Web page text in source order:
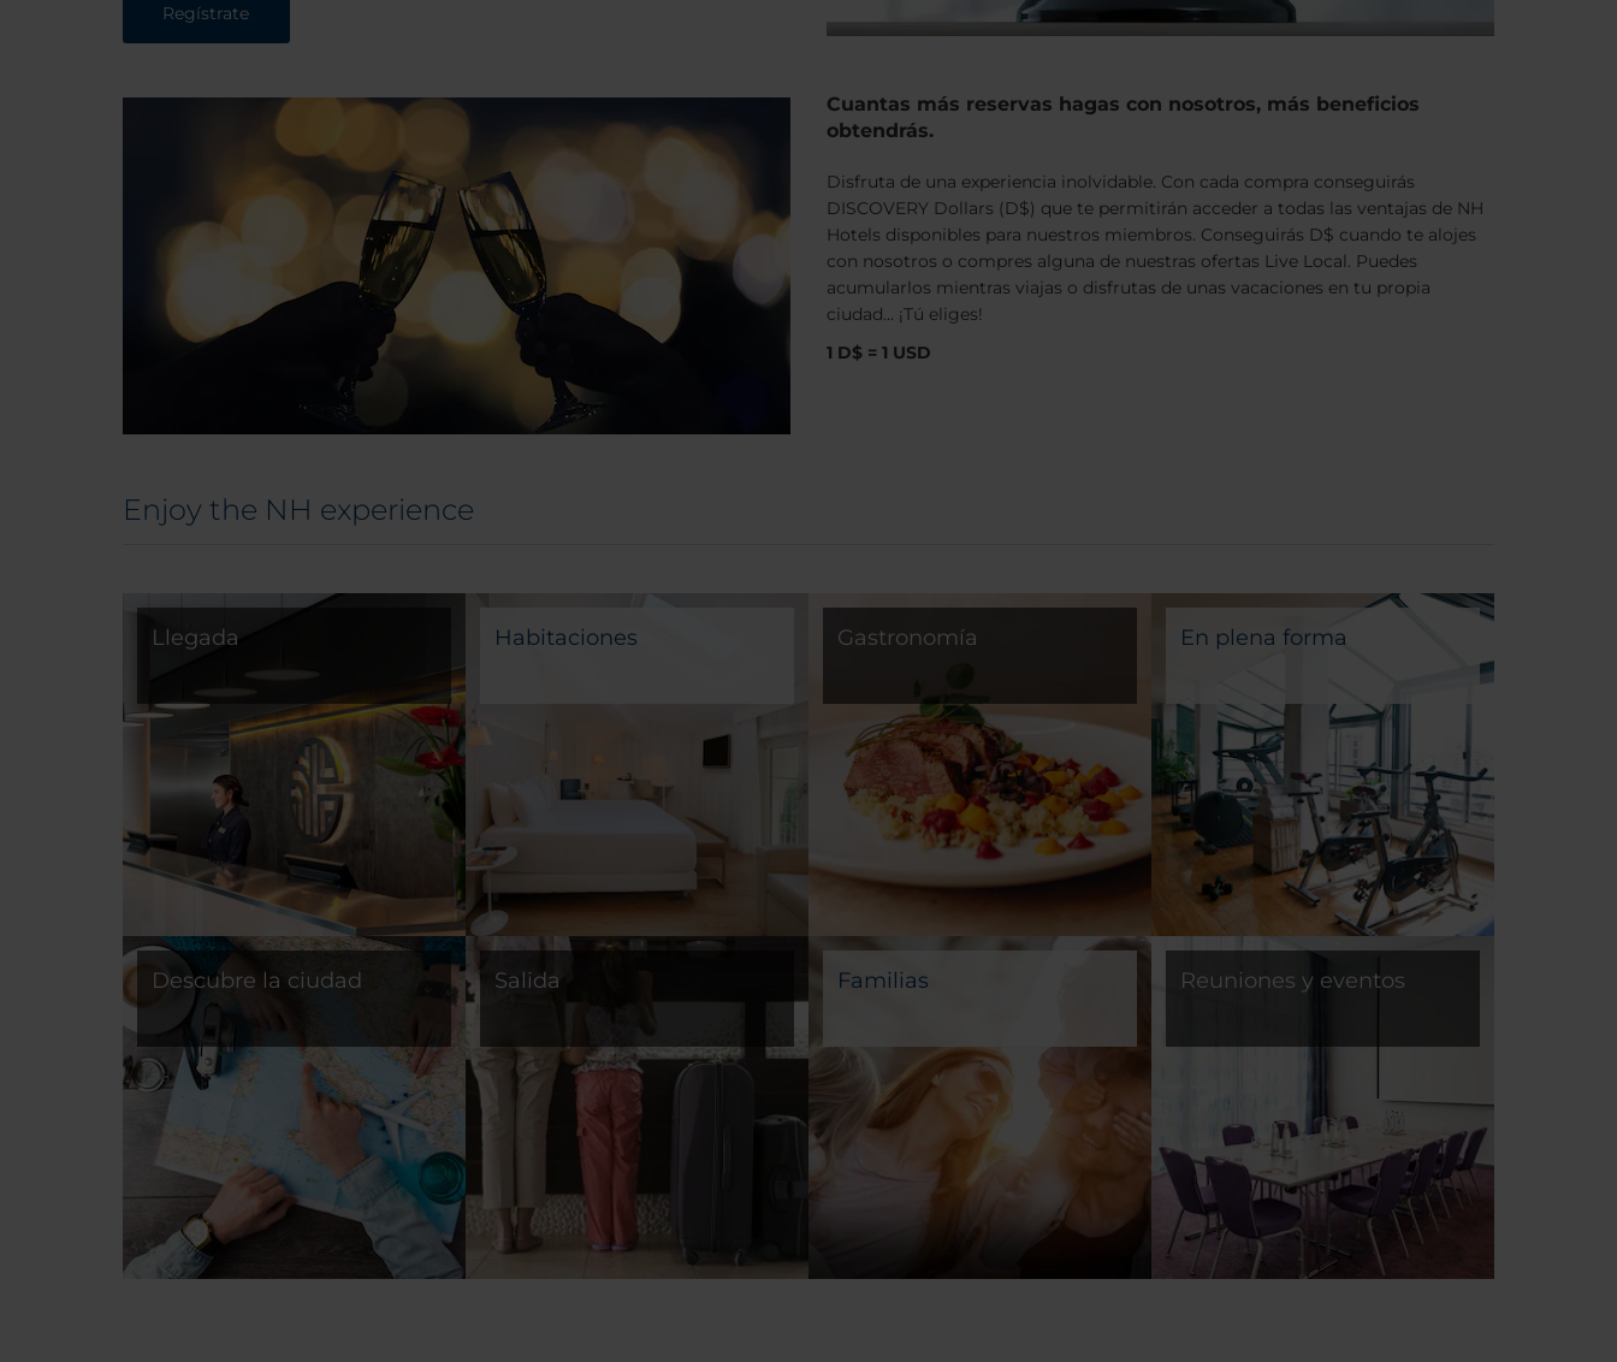
Regístrate
Cuantas más reservas hagas con nosotros, más beneficios
obtendrás.
Disfruta de una experiencia inolvidable. Con cada compra conseguirás
DISCOVERY Dollars (D$) que te permitirán acceder a todas las ventajas de NH
Hotels disponibles para nuestros miembros. Conseguirás D$ cuando te alojes
con nosotros o compres alguna de nuestras ofertas Live Local. Puedes
acumularlos mientras viajas o disfrutas de unas vacaciones en tu propia
ciudad... ¡Tú eliges!
1 D$ = 1 USD
Enjoy the NH experience
Llegada Habitaciones Gastronomía En plena forma
Descubre la ciudad Salida Familias Reuniones y eventos